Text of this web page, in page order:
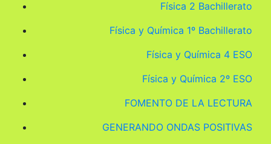
Física 2 Bachillerato
Física y Química 1º Bachillerato
Física y Química 4 ESO
Física y Química 2º ESO
FOMENTO DE LA LECTURA
GENERANDO ONDAS POSITIVAS